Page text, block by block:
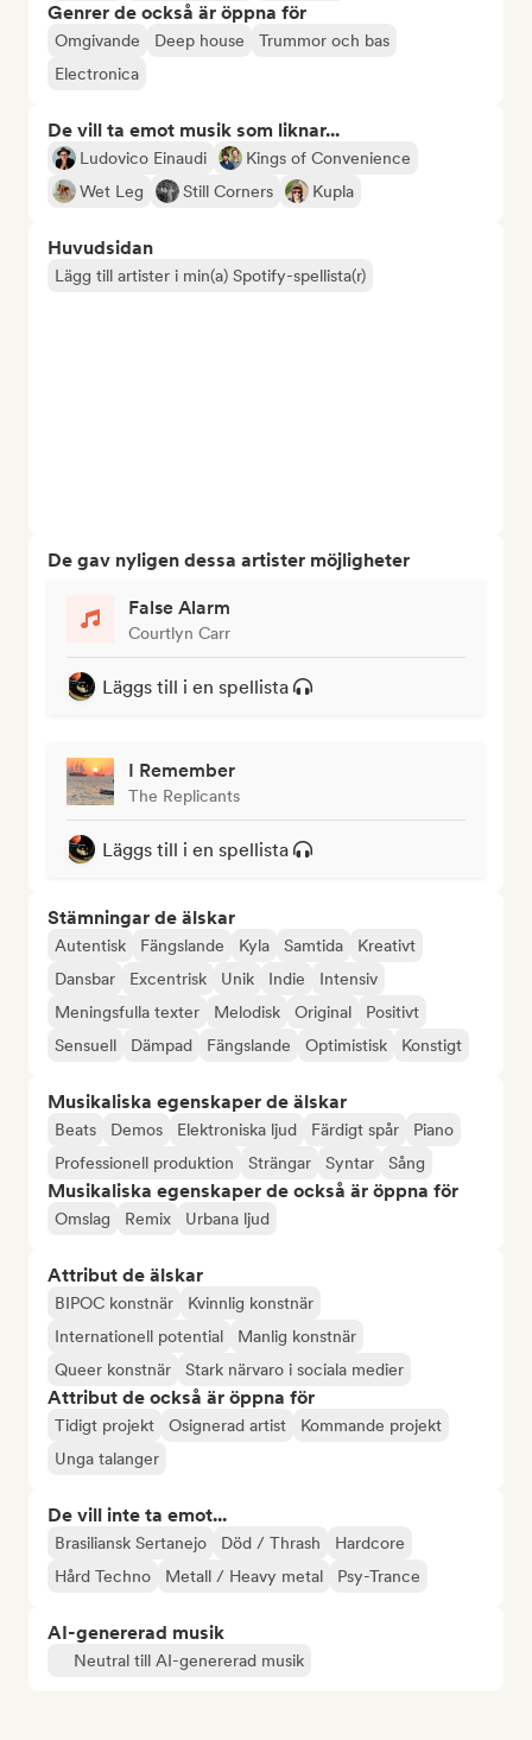
Genrer de också är öppna för
Omgivande Deep house
Trummor och bas
Electronica
De vill ta emot musik som liknar...
Ludovico Einaudi
Kings of Convenience
Wet Leg
Still Corners Kupla
Huvudsidan
Lägg till artister i min(a) Spotify-spellista(r)
De gav nyligen dessa artister möjligheter
False Alarm
Courtlyn Carr
Läggs till i en spellista
I Remember
The Replicants
Läggs till i en spellista
Stämningar de älskar
Autentisk Fängslande Kyla Samtida
Kreativt
Dansbar
Excentrisk Unik Indie
Intensiv
Meningsfulla texter
Melodisk Original
Positivt
Sensuell
Dämpad Fängslande Optimistisk Konstigt
Musikaliska egenskaper de älskar
Beats Demos Elektroniska ljud Färdigt spår
Piano
Professionell produktion
Strängar Syntar Sång
Musikaliska egenskaper de också är öppna för
Omslag Remix Urbana ljud
Attribut de älskar
BIPOC konstnär
Kvinnlig konstnär
Internationell potential
Manlig konstnär
Queer konstnär
Stark närvaro i sociala medier
Attribut de också är öppna för
Tidigt projekt Osignerad artist
Kommande projekt
Unga talanger
De vill inte ta emot...
Brasiliansk Sertanejo Död / Thrash
Hardcore
Hård Techno
Metall / Heavy metal Psy-Trance
AI-genererad musik
Neutral till AI-genererad musik